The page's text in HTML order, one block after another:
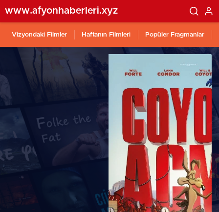
www.afyonhaberleri.xyz
Vizyondaki Filmler Haftanın Filmleri Popüler Fragmanlar